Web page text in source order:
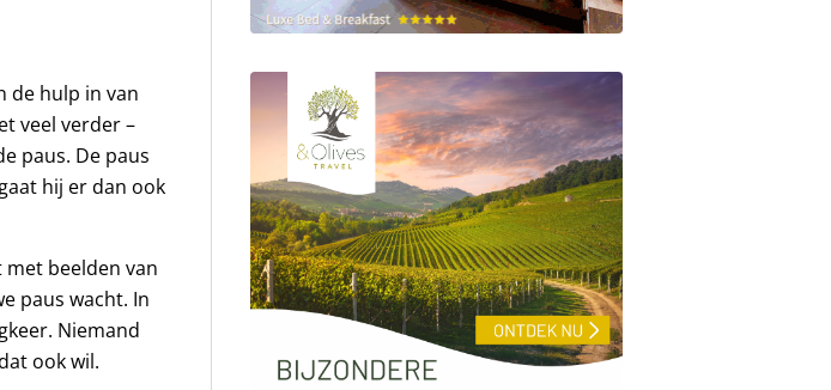
de hulp in van
veel verder –
paus. De paus
hij er dan ook
beelden van
paus wacht. In
Niemand
ook wil.